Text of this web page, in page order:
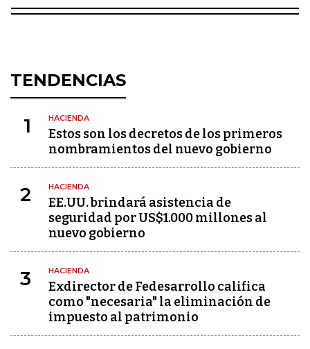
TENDENCIAS
1 HACIENDA
Estos son los decretos de los primeros
nombramientos del nuevo gobierno
2 HACIENDA
EE.UU. brindará asistencia de
seguridad por US$1.000 millones al
nuevo gobierno
3 HACIENDA
Exdirector de Fedesarrollo califica
como "necesaria" la eliminación de
impuesto al patrimonio